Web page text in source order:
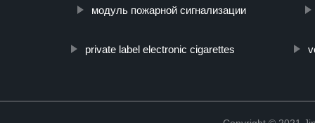
модуль пожарной сигнализации
private label electronic cigarettes